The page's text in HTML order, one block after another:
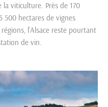
la viticulture. Près de 170
500 hectares de vignes
l’Alsace reste pourtant
de vin.